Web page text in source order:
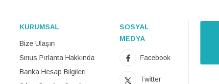
KURUMSAL
Bize Ulaşın
Sirius Pırlanta Hakkında
Banka Hesap Bilgileri
SOSYAL
MEDYA
Facebook
Twitter